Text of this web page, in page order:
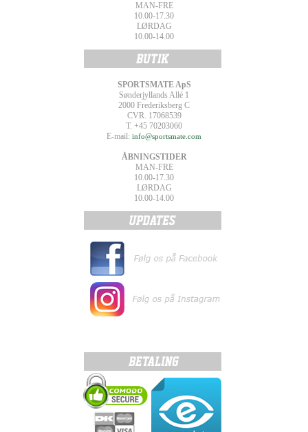
MAN-FRE
10.00-17.30
LØRDAG
10.00-14.00
SPORTSMATE ApS
Sønderjyllands Allé 1
2000 Frederiksberg C
CVR. 17068539
T. +45 70203060
E-mail: info@sportsmate.com
ÅBNINGSTIDER
MAN-FRE
10.00-17.30
LØRDAG
10.00-14.00